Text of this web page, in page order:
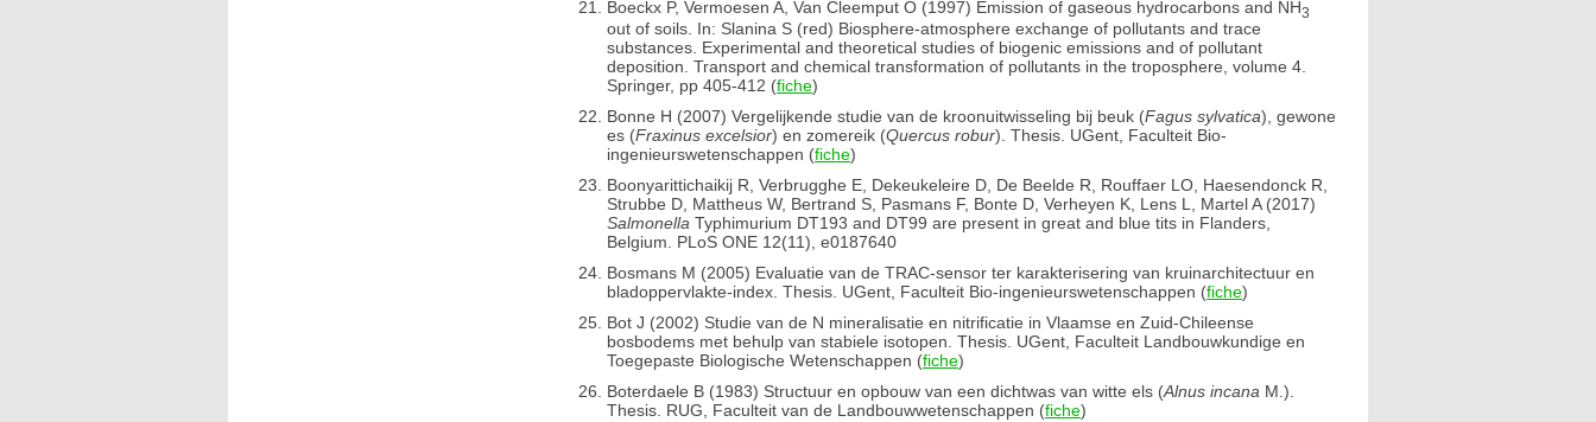
Boeckx P, Vermoesen A, Van Cleemput O (1997) Emission of gaseous hydrocarbons and NH3
out of soils. In: Slanina S (red) Biosphere-atmosphere exchange of pollutants and trace
substances. Experimental and theoretical studies of biogenic emissions and of pollutant
deposition. Transport and chemical transformation of pollutants in the troposphere, volume 4.
Springer, pp 405-412 (fiche)
Bonne H (2007) Vergelijkende studie van de kroonuitwisseling bij beuk (Fagus sylvatica), gewone
es (Fraxinus excelsior) en zomereik (Quercus robur). Thesis. UGent, Faculteit Bio-
ingenieurswetenschappen (fiche)
Boonyarittichaikij R, Verbrugghe E, Dekeukeleire D, De Beelde R, Rouffaer LO, Haesendonck R,
Strubbe D, Mattheus W, Bertrand S, Pasmans F, Bonte D, Verheyen K, Lens L, Martel A (2017)
Salmonella Typhimurium DT193 and DT99 are present in great and blue tits in Flanders,
Belgium. PLoS ONE 12(11), e0187640
Bosmans M (2005) Evaluatie van de TRAC-sensor ter karakterisering van kruinarchitectuur en
bladoppervlakte-index. Thesis. UGent, Faculteit Bio-ingenieurswetenschappen (fiche)
Bot J (2002) Studie van de N mineralisatie en nitrificatie in Vlaamse en Zuid-Chileense
bosbodems met behulp van stabiele isotopen. Thesis. UGent, Faculteit Landbouwkundige en
Toegepaste Biologische Wetenschappen (fiche)
Boterdaele B (1983) Structuur en opbouw van een dichtwas van witte els (Alnus incana M.).
Thesis. RUG, Faculteit van de Landbouwwetenschappen (fiche)